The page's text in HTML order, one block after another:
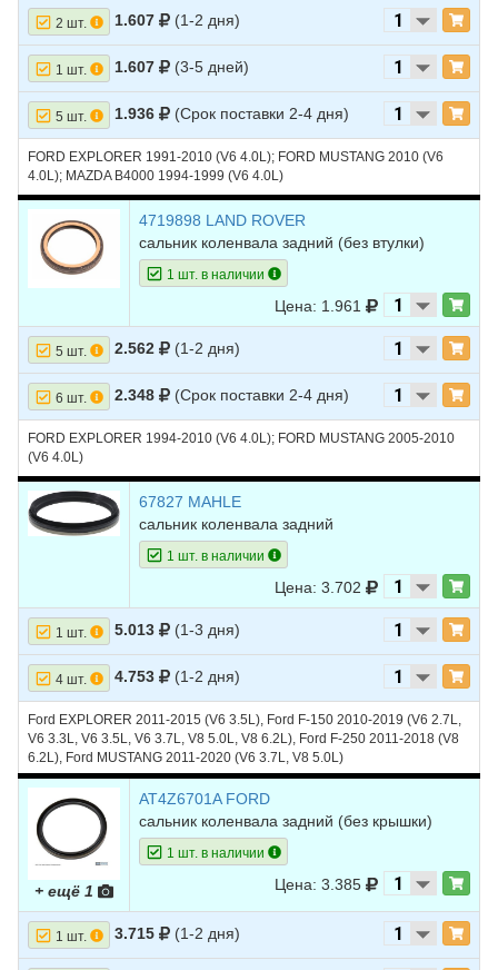
2 шт. 1.607 (1-2 дня)
1 шт. 1.607 (3-5 дней)
5 шт. 1.936 (Срок поставки 2-4 дня)
FORD EXPLORER 1991-2010 (V6 4.0L); FORD MUSTANG 2010 (V6
4.0L); MAZDA B4000 1994-1999 (V6 4.0L)
4719898 LAND ROVER
сальник коленвала задний (без втулки)
1 шт. в наличии
Цена: 1.961
5 шт. 2.562 (1-2 дня)
6 шт. 2.348 (Срок поставки 2-4 дня)
FORD EXPLORER 1994-2010 (V6 4.0L); FORD MUSTANG 2005-2010
(V6 4.0L)
67827 MAHLE
сальник коленвала задний
1 шт. в наличии
Цена: 3.702
1 шт. 5.013 (1-3 дня)
4 шт. 4.753 (1-2 дня)
Ford EXPLORER 2011-2015 (V6 3.5L), Ford F-150 2010-2019 (V6 2.7L,
V6 3.3L, V6 3.5L, V6 3.7L, V8 5.0L, V8 6.2L), Ford F-250 2011-2018 (V8
6.2L), Ford MUSTANG 2011-2020 (V6 3.7L, V8 5.0L)
+ ещё 1
AT4Z6701A FORD
сальник коленвала задний (без крышки)
1 шт. в наличии
Цена: 3.385
1 шт. 3.715 (1-2 дня)